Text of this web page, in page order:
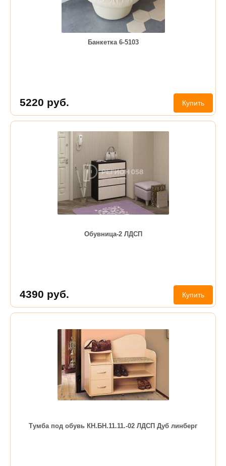
Банкетка 6-5103
5220 руб. Купить
Обувница-2 ЛДСП
4390 руб. Купить
Тумба под обувь КН.БН.11.11.-02 ЛДСП Дуб линберг